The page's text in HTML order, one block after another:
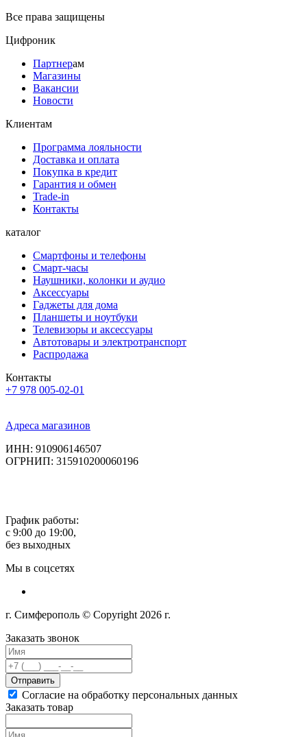
Все права защищены
Цифроник
Партнерам
Магазины
Вакансии
Новости
Клиентам
Программа лояльности
Доставка и оплата
Покупка в кредит
Гарантия и обмен
Trade-in
Контакты
каталог
Смартфоны и телефоны
Смарт-часы
Наушники, колонки и аудио
Аксессуары
Гаджеты для дома
Планшеты и ноутбуки
Телевизоры и аксессуары
Автотовары и электротранспорт
Распродажа
Контакты
+7 978 005-02-01
Адреса магазинов
ИНН: 910906146507
ОГРНИП: 315910200060196
График работы:
с 9:00 до 19:00,
без выходных
Мы в соцсетях
г. Симферополь © Copyright 2026 г.
Заказать звонок
Отправить
Согласие на обработку персональных данных
Заказать товар